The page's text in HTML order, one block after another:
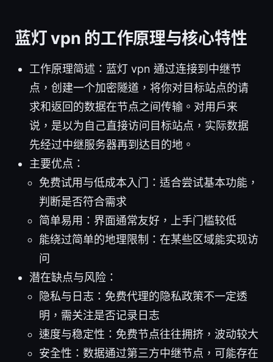
蓝灯 vpn 的工作原理与核心特性
工作原理简述：蓝灯 vpn 通过连接到中继节
点，创建一个加密隧道，将你对目标站点的请
求和返回的数据在节点之间传输。对用户来
说，是以为自己直接访问目标站点，实际数据
先经过中继服务器再到达目的地。
主要优点：
免费试用与低成本入门：适合尝试基本功能，
判断是否符合需求
简单易用：界面通常友好，上手门槛较低
能绕过简单的地理限制：在某些区域能实现访
问
潜在缺点与风险：
隐私与日志：免费代理的隐私政策不一定透
明，需关注是否记录日志
速度与稳定性：免费节点往往拥挤，波动较大
安全性：数据通过第三方中继节点，可能存在